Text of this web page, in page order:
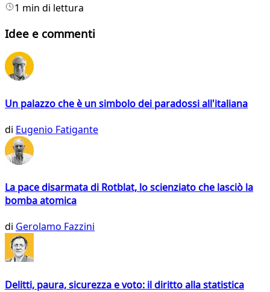
1 min di lettura
Idee e commenti
Un palazzo che è un simbolo dei paradossi all'italiana
di Eugenio Fatigante
La pace disarmata di Rotblat, lo scienziato che lasciò la
bomba atomica
di Gerolamo Fazzini
Delitti, paura, sicurezza e voto: il diritto alla statistica